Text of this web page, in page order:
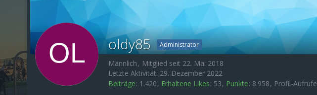
oldy85 Administrator
Männlich
Mitglied seit 22. Mai 2018
Letzte Aktivität: 29. Dezember 2022
Beiträge 1.420 Erhaltene Likes 53 Punkte 8.958 Profil-Aufrufe